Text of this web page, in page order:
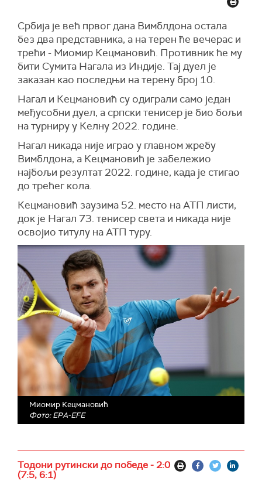
Србија је већ првог дана Вимблдона остала
без два представника, а на терен ће вечерас и
трећи - Миомир Кецмановић. Противник ће му
бити Сумита Нагала из Индије. Тај дуел је
заказан као последњи на терену број 10.
Нагал и Кецмановић су одиграли само један
међусобни дуел, а српски тенисер је био бољи
на турниру у Келну 2022. године.
Нагал никада није играо у главном жребу
Вимблдона, а Кецмановић је забележио
најбољи резултат 2022. године, када је стигао
до трећег кола.
Кецмановић заузима 52. место на АТП листи,
док је Нагал 73. тенисер света и никада није
освојио титулу на АТП туру.
Миомир Кецмановић
Фото: EPA-EFE
Тодони рутински до победе - 2:0
(7:5, 6:1)